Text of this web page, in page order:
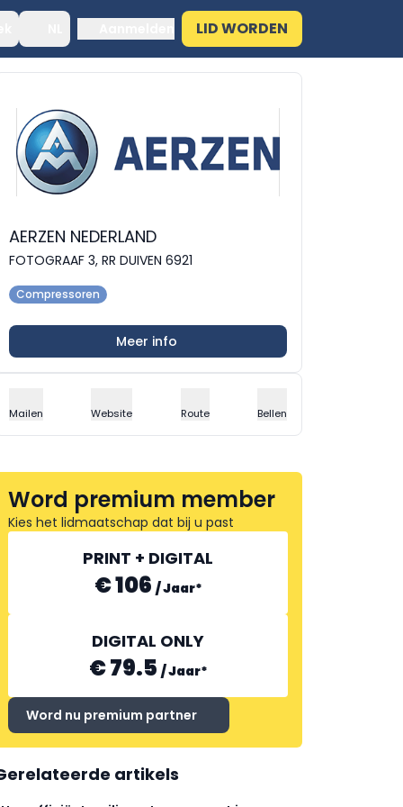
LID WORDEN
AERZEN NEDERLAND
FOTOGRAAF 3, RR DUIVEN 6921
Compressoren
Meer info
Mailen Website Route Bellen
Word premium member
Kies het lidmaatschap dat bij u past
PRINT + DIGITAL
€ 106 /Jaar*
DIGITAL ONLY
€ 79.5 /Jaar*
Word nu premium partner
artikels